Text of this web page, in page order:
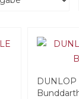
DUNLOP